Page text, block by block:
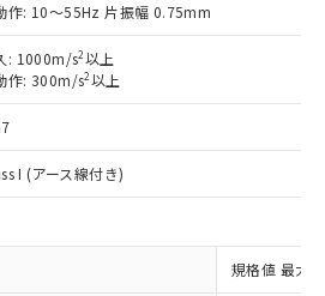
作: 10～55Hz 片振幅 0.75mm
: 1000m/s2以上
作: 300m/s2以上
I (アース線付き)
規格値 最大
供させていただくもので
器事業取扱商品の中には、
スの対象外となる商品もある
承ください。
および標準価格照会結果は、
る更新日時点での社内デー
作成されるものであり、閲
異なる場合があることをご
い。
センス料など無形物で、有
係のない商品です。
により、非含有部品として
有品と判明した場合などや
ことがあります。
質）：
下、ポリ臭化ジフェニルエーテル類
、フタル酸ビス(2-エチルヘキシ
質材料含有率が中国RoHSの
ることを示します。
材料含有率が中国RoHSの
いることを示します。
す。当社販売部門へお問
い。
、 PBBs(ポリ臭化ビフェ
PBDEs(ポリ臭化ジフェニルエーテ
れら貴社製品のうち、外国
貨物等」という）を輸出
への提供する場合は、日本
るなどの必要な手続きを
以上の在庫あり